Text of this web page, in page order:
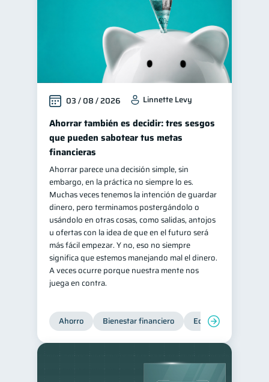
1
Finanzas personales
Manejo de deudas 31
Educación financiera 31
Finanzas para jóvenes 30
Control de deudas 30
Finanzas familiares 25
Inclusión financiera 22
Finanzas para mujeres
Seguridad financiera 13
Salud financiera 12
Productos financieros 11
Organización Financiera 10
Deudas 10 Préstamos 8
Consejos 6
Historial crediticio 6
Ciberseguridad 5
03 / 08 / 2026 Linnette Levy
Ahorrar también es decidir: tres sesgos
que pueden sabotear tus metas
financieras
Ahorrar parece una decisión simple, sin
embargo, en la práctica no siempre lo es.
Muchas veces tenemos la intención de guardar
dinero, pero terminamos postergándolo o
usándolo en otras cosas, como salidas, antojos
u ofertas con la idea de que en el futuro será
más fácil empezar. Y no, eso no siempre
significa que estemos manejando mal el dinero.
A veces ocurre porque nuestra mente nos
juega en contra.
Ahorro Bienestar financiero Educación financiera